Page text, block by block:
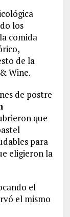
los
comida
de la
Wine.
de postre
que
para
eligieron la
el
el mismo